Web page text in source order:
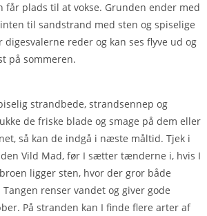
får plads til at vokse. Grunden ender med
til sandstrand med sten og spiselige
reder og kan ses flyve ud og
på sommeren.
strandbede, strandsennep og
de friske blade og smage på dem eller
så kan de indgå i næste måltid. Tjek i
Vild Mad, før I sætter tænderne i, hvis I
ligger sten, hvor der gror både
renser vandet og giver gode
På stranden kan I finde flere arter af